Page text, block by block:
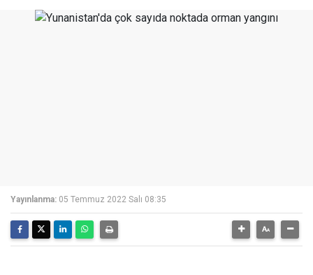
Yayınlanma: 05 Temmuz 2022 Salı 08:35